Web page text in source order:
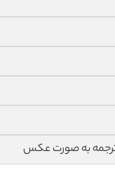
ترجمه به صورت عکس